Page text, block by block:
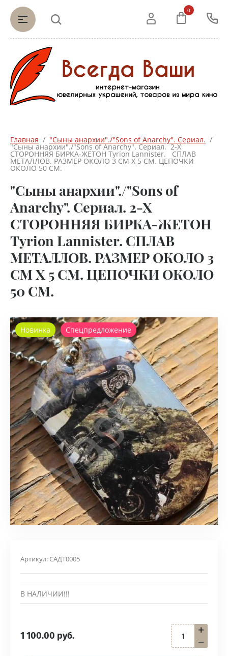
0
Главная
  /
"Сыны анархии"./"Sons of Anarchy". Сериал.
  /
"Сыны анархии"./"Sons of Anarchy". Сериал.  2-Х
СТОРОННЯЯ БИРКА-ЖЕТОН Tyrion Lannister.   СПЛАВ
МЕТАЛЛОВ. РАЗМЕР ОКОЛО 3 СМ Х 5 СМ. ЦЕПОЧКИ
ОКОЛО 50 СМ.
"Сыны анархии"./"Sons of
Anarchy". Сериал. 2-Х
СТОРОННЯЯ БИРКА-ЖЕТОН
Tyrion Lannister. СПЛАВ
МЕТАЛЛОВ. РАЗМЕР ОКОЛО 3
СМ Х 5 СМ. ЦЕПОЧКИ ОКОЛО
50 СМ.
Новинка Спецпредложение
Артикул:САДТ0005
В НАЛИЧИИ!!!
1 100.00 руб.
−
+